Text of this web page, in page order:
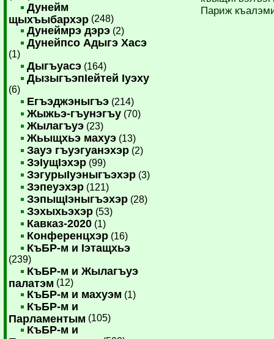
Дунейм
щыхъыбархэр (248)
Дунеймрэ дэрэ (2)
Дунейпсо Адыгэ Хасэ
(1)
Дыгъуасэ (164)
ДызыгъэпIейтей Iуэху
(6)
Егъэджэныгъэ (214)
Жыжьэ-гъунэгъу (70)
Жылагъуэ (23)
Жьыщхьэ махуэ (13)
Зауэ гъуэгуанэхэр (2)
ЗэIущIэхэр (99)
ЗэгурыIуэныгъэхэр (3)
Зэпеуэхэр (121)
ЗэпыщIэныгъэхэр (28)
Зэхыхьэхэр (53)
Кавказ-2020 (1)
Конференцхэр (16)
КъБР-м и Iэтащхьэ
(239)
КъБР-м и Жылагъуэ
палатэм (12)
КъБР-м и махуэм (1)
КъБР-м и
Парламентым (105)
КъБР-м и
Париж